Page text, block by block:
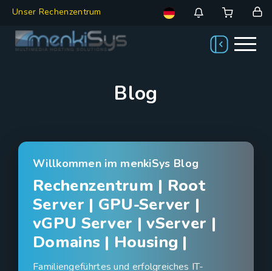
Unser Rechenzentrum
Blog
Willkommen im menkiSys Blog
Rechenzentrum | Root
Server | GPU-Server |
vGPU Server | vServer |
Domains | Housing |
Familiengeführtes und erfolgreiches IT-